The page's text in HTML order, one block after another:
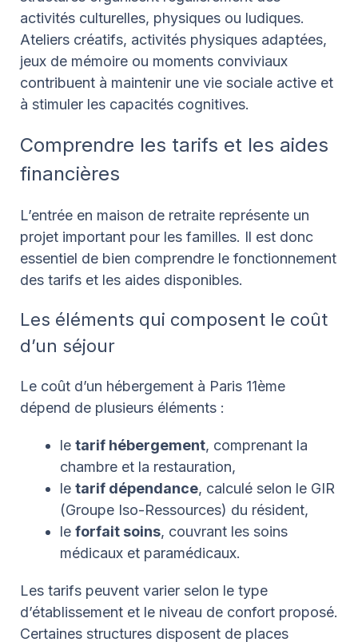
activités culturelles, physiques ou ludiques.
Ateliers créatifs, activités physiques adaptées,
jeux de mémoire ou moments conviviaux
contribuent à maintenir une vie sociale active et
à stimuler les capacités cognitives.
Comprendre les tarifs et les aides
financières
L’entrée en maison de retraite représente un
projet important pour les familles. Il est donc
essentiel de bien comprendre le fonctionnement
des tarifs et les aides disponibles.
Les éléments qui composent le coût
d’un séjour
Le coût d’un hébergement à Paris 11ème
dépend de plusieurs éléments :
le tarif hébergement, comprenant la
chambre et la restauration,
le tarif dépendance, calculé selon le GIR
(Groupe Iso-Ressources) du résident,
le forfait soins, couvrant les soins
médicaux et paramédicaux.
Les tarifs peuvent varier selon le type
d’établissement et le niveau de confort proposé.
Certaines structures disposent de places